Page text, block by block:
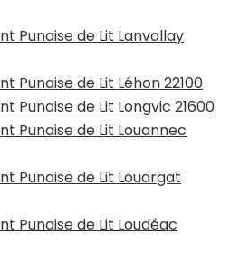
Punaise de Lit Lanvallay
Punaise de Lit Léhon 22100
Punaise de Lit Longvic 21600
Punaise de Lit Louannec
Punaise de Lit Louargat
Punaise de Lit Loudéac